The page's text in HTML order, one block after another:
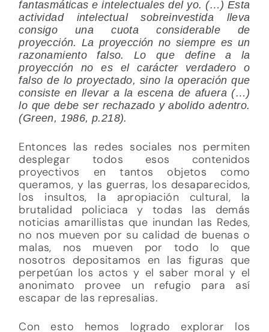
fantasmáticas e intelectuales del yo. (…) Esta
actividad intelectual sobreinvestida lleva
consigo una cuota considerable de
proyección. La proyección no siempre es un
razonamiento falso. Lo que define a la
proyección no es el carácter verdadero o
falso de lo proyectado, sino la operación que
consiste en llevar a la escena de afuera (…)
lo que debe ser rechazado y abolido adentro.
(Green, 1986, p.218).
Entonces las redes sociales nos permiten
desplegar todos esos contenidos
proyectivos en tantos objetos como
queramos, y las guerras, los desaparecidos,
los insultos, la apropiación cultural, la
brutalidad policiaca y todas las demás
noticias amarillistas que inundan las Redes,
no nos mueven por su calidad de buenas o
malas, nos mueven por todo lo que
nosotros depositamos en las figuras que
perpetúan los actos y el saber moral y el
anonimato provee un refugio para así
escapar de las represalias.
Con esto hemos logrado explorar los